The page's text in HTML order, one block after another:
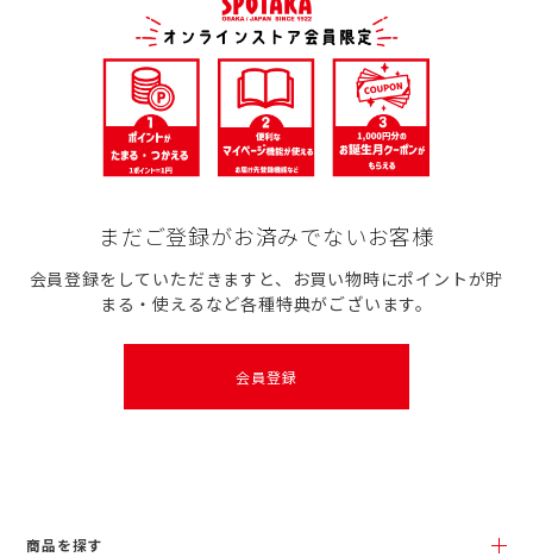
まだご登録がお済みでないお客様
会員登録をしていただきますと、お買い物時にポイントが貯
まる・使えるなど各種特典がございます。
会員登録
商品を探す